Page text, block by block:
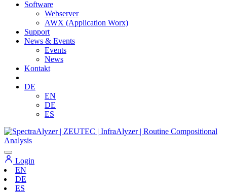
Software
Webserver
AWX (Application Worx)
Support
News & Events
Events
News
Kontakt
DE
EN
DE
ES
Login
EN
DE
ES